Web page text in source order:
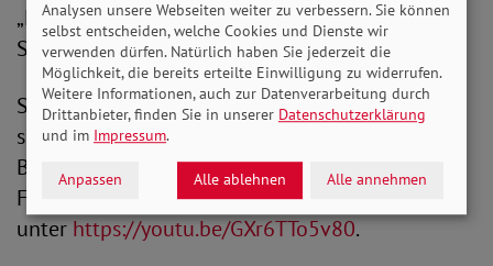
„Kommune inklusiv“ im niedersächsischen
Schneeverdingen.
SoVD.TV präsentiert von der Aktion Mensch
sehen Sie im Fernsehprogramm von Alex
Berlin, über die Homepage des SoVD, die SoVD-
Facebookseite und den SoVD-YouTube-Kanal
unterhttps://youtu.be/GXr6TTo5v80.
Analysen unsere Webseiten weiter zu verbessern. Sie können
selbst entscheiden, welche Cookies und Dienste wir
verwenden dürfen. Natürlich haben Sie jederzeit die
Möglichkeit, die bereits erteilte Einwilligung zu widerrufen.
Weitere Informationen, auch zur Datenverarbeitung durch
Drittanbieter, finden Sie in unserer Datenschutzerklärung
und im Impressum.
Anpassen Alle ablehnen Alle annehmen